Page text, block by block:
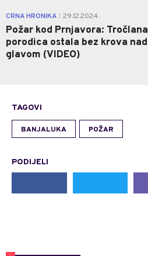
CRNA HRONIKA 29.12.2024.
Požar kod Prnjavora: Tročlana
porodica ostala bez krova nad
glavom (VIDEO)
TAGOVI
BANJALUKA POŽAR
PODIJELI